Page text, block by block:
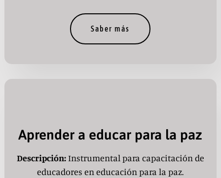
Saber más
Aprender a educar para la paz
Descripción:Instrumental para capacitación de
educadores en educación para la paz.